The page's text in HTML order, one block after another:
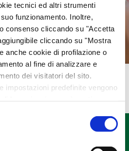
tecnici ed altri strumenti
funzionamento. Inoltre,
consenso cliccando su "Accetta
cliccando su "Mostra
anche cookie di profilazione o
al fine di analizzare e
dei visitatori del sito.
impostazioni predefinite vengono
informazioni visualizza la